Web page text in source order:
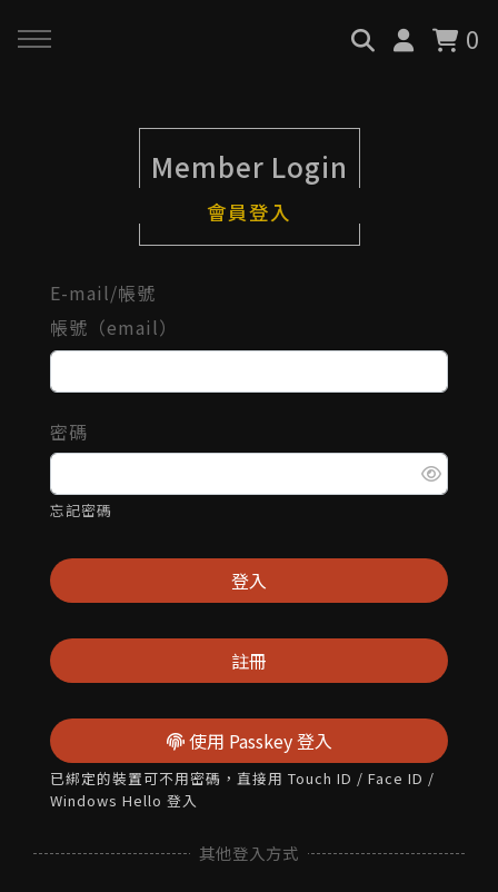
0
品牌故事
執行實績
課程 & 活動
小型人力提升計畫申請
大型人力提升計畫申請
止)
創業顧問免費諮詢申請
Member Login
會員登入
E-mail/帳號
帳號（email）
密碼
忘記密碼
登入
註冊
使用 Passkey 登入
已綁定的裝置可不用密碼，直接用 Touch ID / Face ID /
Windows Hello 登入